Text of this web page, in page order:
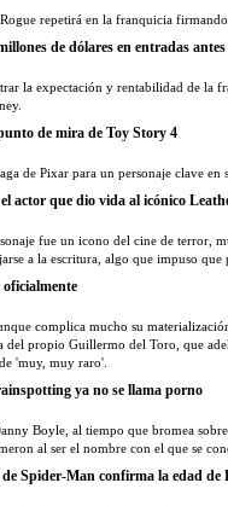
repetirá en la franquicia firmando
de dólares en entradas
la expectación y rentabilidad de la
de mira de Toy Story 4
de Pixar para un personaje clave en
actor que dio vida al icónico
fue un icono del cine de terror,
a la escritura, algo que impuso que
complica mucho su
del propio Guillermo del Toro, que
'muy, muy raro'.
ya no se llama porno
Boyle, al tiempo que bromea
al ser el nombre con el que se
Spider-Man confirma la edad de